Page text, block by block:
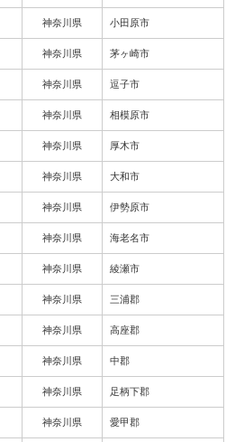
神奈川県 小田原市
神奈川県 茅ヶ崎市
神奈川県 逗子市
神奈川県 相模原市
神奈川県 厚木市
神奈川県 大和市
神奈川県 伊勢原市
神奈川県 海老名市
神奈川県 綾瀬市
神奈川県 三浦郡
神奈川県 高座郡
神奈川県 中郡
神奈川県 足柄下郡
神奈川県 愛甲郡